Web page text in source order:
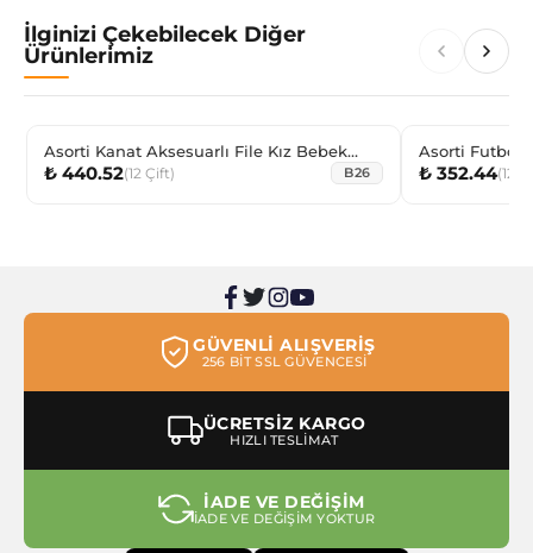
İlginizi Çekebilecek Diğer
Ürünlerimiz
Asorti Kanat Aksesuarlı File Kız Bebek
Dizaltı
₺ 440.52(12 Çift) B26
Asorti Futbol
₺ 352.44(12
GÜVENLİ ALIŞVERİŞ
256 BİT SSL GÜVENCESİ
ÜCRETSİZ KARGO
HIZLI TESLİMAT
İADE VE DEĞİŞİM
İADE VE DEĞİŞİM YOKTUR